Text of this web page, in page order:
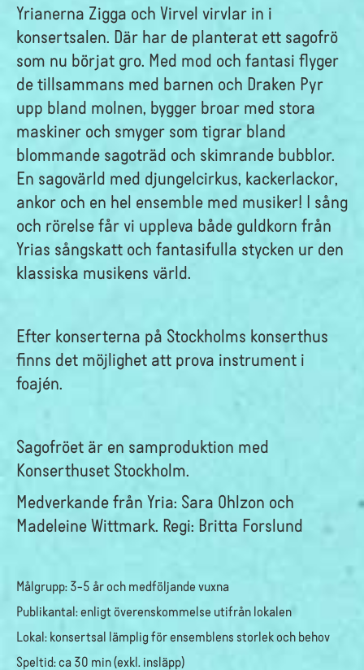
Yrianerna Zigga och Virvel virvlar in i
konsertsalen. Där har de planterat ett sagofrö
som nu börjat gro. Med mod och fantasi flyger
de tillsammans med barnen och Draken Pyr
upp bland molnen, bygger broar med stora
maskiner och smyger som tigrar bland
blommande sagoträd och skimrande bubblor.
En sagovärld med djungelcirkus, kackerlackor,
ankor och en hel ensemble med musiker! I sång
och rörelse får vi uppleva både guldkorn från
Yrias sångskatt och fantasifulla stycken ur den
klassiska musikens värld.
Efter konserterna på Stockholms konserthus
finns det möjlighet att prova instrument i
foajén.
Sagofröet är en samproduktion med
Konserthuset Stockholm.
Medverkande från Yria: Sara Ohlzon och
Madeleine Wittmark. Regi: Britta Forslund
Målgrupp: 3-5 år och medföljande vuxna
Publikantal: enligt överenskommelse utifrån lokalen
Lokal: konsertsal lämplig för ensemblens storlek och behov
Speltid: ca 30 min (exkl. insläpp)